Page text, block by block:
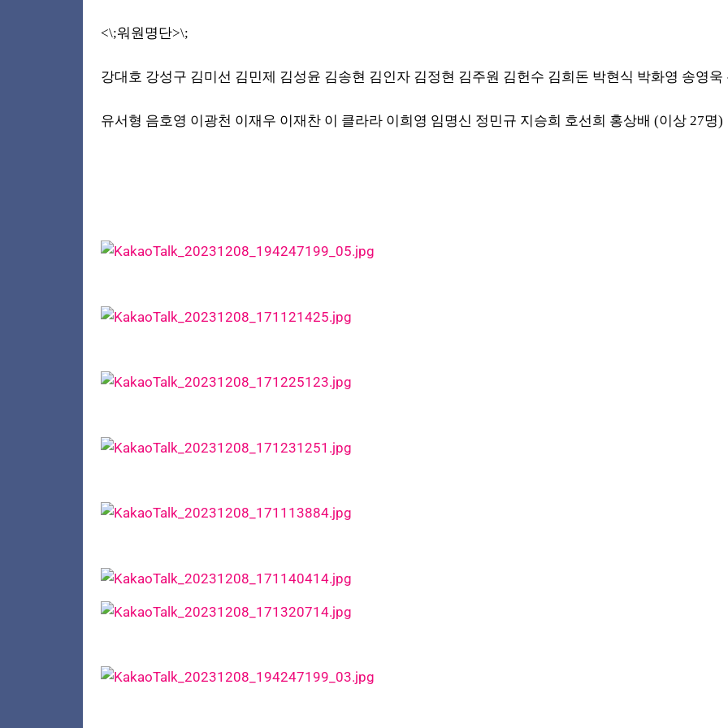
<\;워원명단>\;
강대호 강성구 김미선 김민제 김성윤 김송현 김인자 김정현 김주원 김헌수 김희돈 박현식 박화영 송영욱
유서형 음호영 이광천 이재우 이재찬 이 클라라 이희영 임명신 정민규 지승희 호선희 홍상배 (이상 27명)